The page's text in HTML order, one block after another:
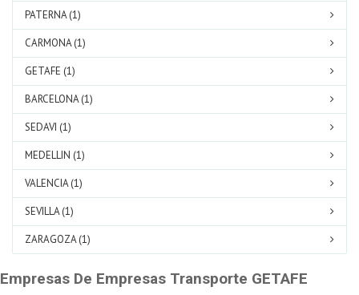
PATERNA (1)
CARMONA (1)
GETAFE (1)
BARCELONA (1)
SEDAVI (1)
MEDELLIN (1)
VALENCIA (1)
SEVILLA (1)
ZARAGOZA (1)
Empresas De Empresas Transporte GETAFE